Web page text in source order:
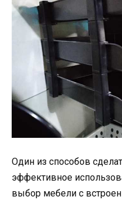
Один из способов
эффективное
выбор мебели с